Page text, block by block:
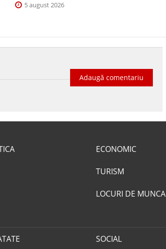
5 august 2026
Adaugă comentariu
ECONOMIC
TURISM
LOCURI DE MUNCA
SOCIAL